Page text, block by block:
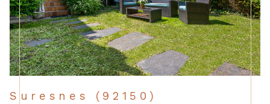
Suresnes (92150)